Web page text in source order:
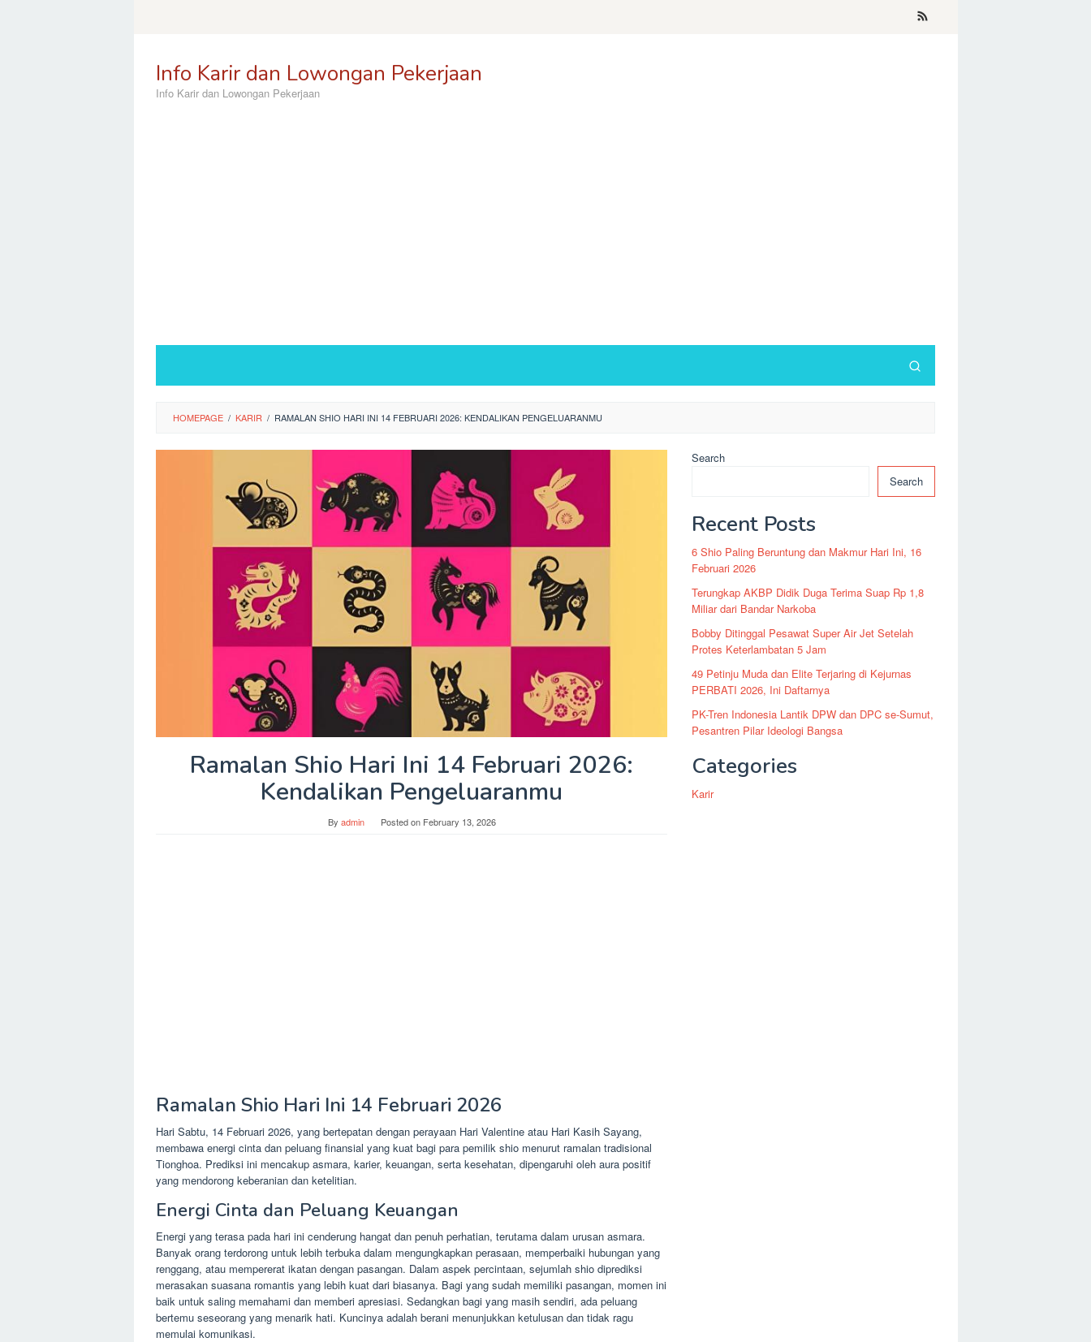
Info Karir dan Lowongan Pekerjaan
Info Karir dan Lowongan Pekerjaan
HOMEPAGE / KARIR / RAMALAN SHIO HARI INI 14 FEBRUARI 2026: KENDALIKAN PENGELUARANMU
Ramalan Shio Hari Ini 14 Februari 2026:
Kendalikan Pengeluaranmu
By admin Posted on February 13, 2026
Ramalan Shio Hari Ini 14 Februari 2026
Hari Sabtu, 14 Februari 2026, yang bertepatan dengan perayaan Hari Valentine atau Hari Kasih Sayang,
membawa energi cinta dan peluang finansial yang kuat bagi para pemilik shio menurut ramalan tradisional
Tionghoa. Prediksi ini mencakup asmara, karier, keuangan, serta kesehatan, dipengaruhi oleh aura positif
yang mendorong keberanian dan ketelitian.
Energi Cinta dan Peluang Keuangan
Energi yang terasa pada hari ini cenderung hangat dan penuh perhatian, terutama dalam urusan asmara.
Banyak orang terdorong untuk lebih terbuka dalam mengungkapkan perasaan, memperbaiki hubungan yang
renggang, atau mempererat ikatan dengan pasangan. Dalam aspek percintaan, sejumlah shio diprediksi
merasakan suasana romantis yang lebih kuat dari biasanya. Bagi yang sudah memiliki pasangan, momen ini
baik untuk saling memahami dan memberi apresiasi. Sedangkan bagi yang masih sendiri, ada peluang
bertemu seseorang yang menarik hati. Kuncinya adalah berani menunjukkan ketulusan dan tidak ragu
memulai komunikasi.
Search
Search
Recent Posts
6 Shio Paling Beruntung dan Makmur Hari Ini, 16
Februari 2026
Terungkap AKBP Didik Duga Terima Suap Rp 1,8
Miliar dari Bandar Narkoba
Bobby Ditinggal Pesawat Super Air Jet Setelah
Protes Keterlambatan 5 Jam
49 Petinju Muda dan Elite Terjaring di Kejurnas
PERBATI 2026, Ini Daftarnya
PK-Tren Indonesia Lantik DPW dan DPC se-Sumut,
Pesantren Pilar Ideologi Bangsa
Categories
Karir